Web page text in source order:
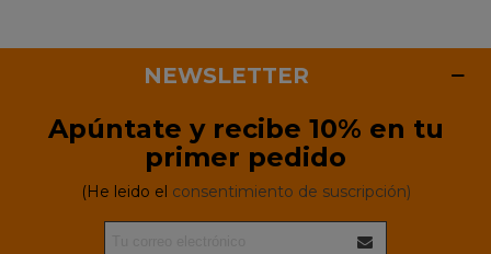
NEWSLETTER
Apúntate y recibe 10% en tu
primer pedido
(He leido el consentimiento de suscripción)